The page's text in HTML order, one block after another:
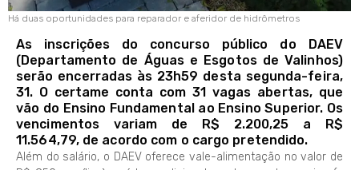
Há duas oportunidades para reparador e aferidor de hidrômetros
As inscrições do concurso público do DAEV
(Departamento de Águas e Esgotos de Valinhos)
serão encerradas às 23h59 desta segunda-feira,
31. O certame conta com 31 vagas abertas, que
vão do Ensino Fundamental ao Ensino Superior. Os
vencimentos variam de R$ 2.200,25 a R$
11.564,79, de acordo com o cargo pretendido.
Além do salário, o DAEV oferece vale-alimentação no valor de